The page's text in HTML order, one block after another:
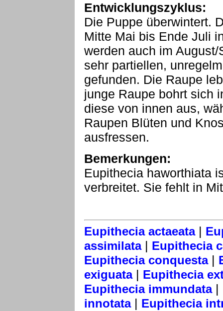
Entwicklungszyklus:
Die Puppe überwintert.
Mitte Mai bis Ende Juli
werden auch im
sehr partiellen,
gefunden. Die Raupe
junge Raupe bohrt sich
diese von innen aus,
Raupen Blüten und
ausfressen.
Bemerkungen:
Eupithecia haworthiata
verbreitet. Sie fehlt in
Eupithecia actaeata|
assimilata| Eupithecia
Eupithecia conquesta|
exiguata| Eupithecia
Eupithecia immundata|
innotata| Eupithecia